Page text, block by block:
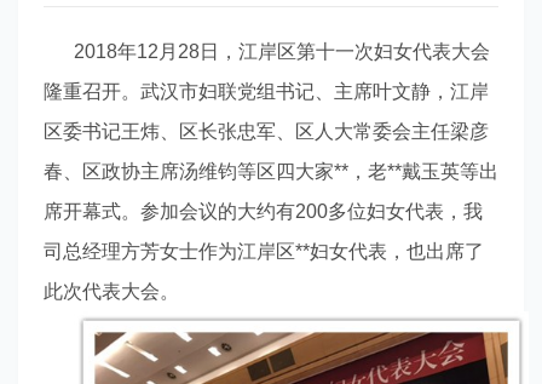
2018年12月28日，江岸区第十一次妇女代表大会
隆重召开。武汉市妇联党组书记、主席叶文静，江岸
区委书记王炜、区长张忠军、区人大常委会主任梁彦
春、区政协主席汤维钧等区四大家**，老**戴玉英等出
席开幕式。参加会议的大约有200多位妇女代表，我
司总经理方芳女士作为江岸区**妇女代表，也出席了
此次代表大会。